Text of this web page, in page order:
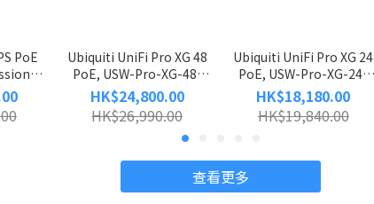
PoE
原廠
手續
Ubiquiti UniFi Pro XG 48
PoE, USW-Pro-XG-48-
PoE｜兩年原廠保養（全店
免信用卡手續費）
HK$24,800.00
HK$26,990.00
Ubiquiti UniFi Pro XG 24
PoE, USW-Pro-XG-24-
PoE｜兩年原廠保養（全店
免信用卡手續費）
HK$18,180.00
HK$19,840.00
查看更多